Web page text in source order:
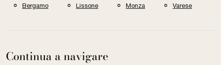
Bergamo Lissone Monza Varese
Continua a navigare